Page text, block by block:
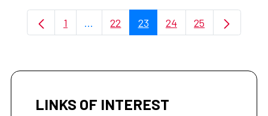
Page
1 ...Intermediate Pages Use TAB to
Page
22 Page
23 Page
24 Page
25
LINKS OF INTEREST